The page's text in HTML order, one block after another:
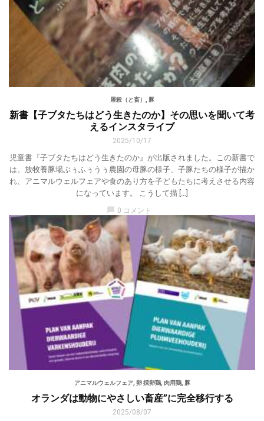
屠殺（と畜） , 豚
新書【子ブタたちはどう生きたのか】その思いを聞いて考
えるインスタライブ
2025/10/17
児童書『子ブタたちはどう生きたのか』が出版されました。この新書で
は、放牧養豚場ぶぅふぅうぅ農園の母豚の様子、子豚たちの様子が描か
れ、アニマルウェルフェアや食のあり方を子どもたちに考えさせる内容
になっています。 こうして描 […]
chat_bubble 0 コメント
アニマルウェルフェア, 卵 採卵鶏, 肉用鶏, 豚
オランダは動物にやさしい畜産”に完全移行する
2025/08/07